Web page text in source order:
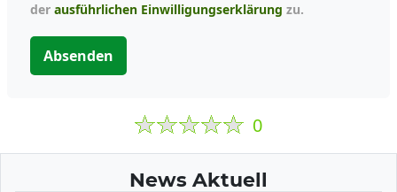
der ausführlichen Einwilligungserklärung zu.
Absenden
0
News Aktuell